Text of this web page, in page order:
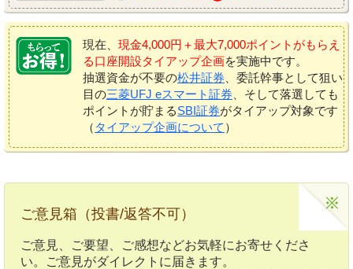
現在、 現金4,000円＋最大7,000ポイントがもらえ
る口座開設タイアップ企画を実施中です。
抽選資金が不要の松井証券 、委託幹事として狙い
目の三菱UFJ eスマート証券 、そして落選しても
ポイントが貯まるSBI証券がタイアップ対象です
（ タイアップ企画について ）
ご意見箱（投書/返答不可）
ご意見、ご要望、ご感想などお気軽にお寄せくださ
い。ご意見がダイレクトに届きます。